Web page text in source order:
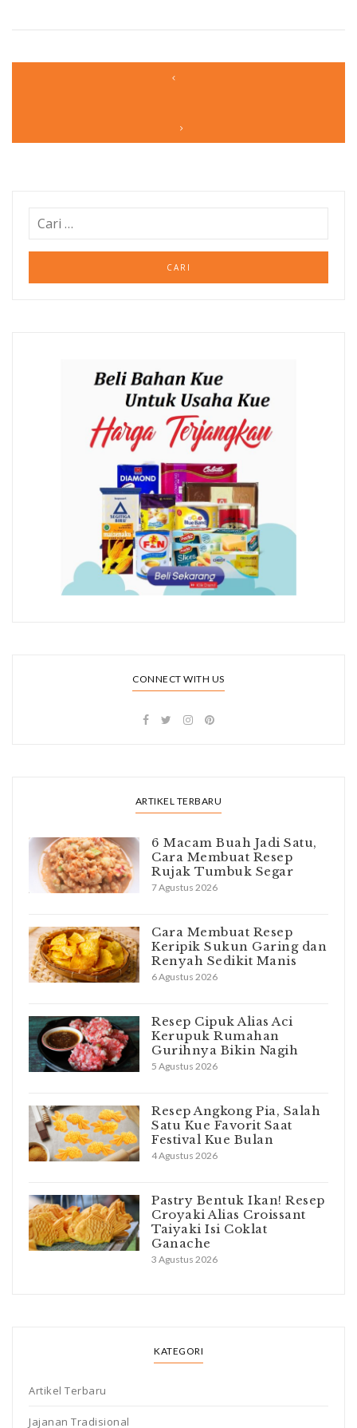
CONNECT WITH US
ARTIKEL TERBARU
6 Macam Buah Jadi Satu,
Cara Membuat Resep
Rujak Tumbuk Segar
7 Agustus 2026
Cara Membuat Resep
Keripik Sukun Garing dan
Renyah Sedikit Manis
6 Agustus 2026
Resep Cipuk Alias Aci
Kerupuk Rumahan
Gurihnya Bikin Nagih
5 Agustus 2026
Resep Angkong Pia, Salah
Satu Kue Favorit Saat
Festival Kue Bulan
4 Agustus 2026
Pastry Bentuk Ikan! Resep
Croyaki Alias Croissant
Taiyaki Isi Coklat
Ganache
3 Agustus 2026
KATEGORI
Artikel Terbaru
Jajanan Tradisional